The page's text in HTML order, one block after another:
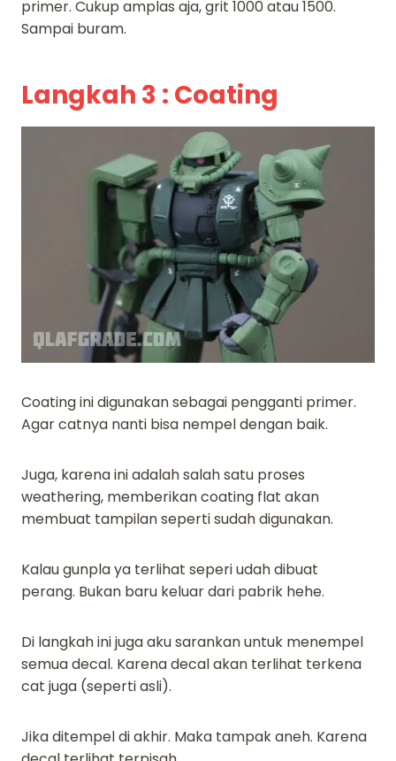
primer. Cukup amplas aja, grit 1000 atau 1500.
Sampai buram.
Langkah 3 : Coating
Coating ini digunakan sebagai pengganti primer.
Agar catnya nanti bisa nempel dengan baik.
Juga, karena ini adalah salah satu proses
weathering, memberikan coating flat akan
membuat tampilan seperti sudah digunakan.
Kalau gunpla ya terlihat seperi udah dibuat
perang. Bukan baru keluar dari pabrik hehe.
Di langkah ini juga aku sarankan untuk menempel
semua decal. Karena decal akan terlihat terkena
cat juga (seperti asli).
Jika ditempel di akhir. Maka tampak aneh. Karena